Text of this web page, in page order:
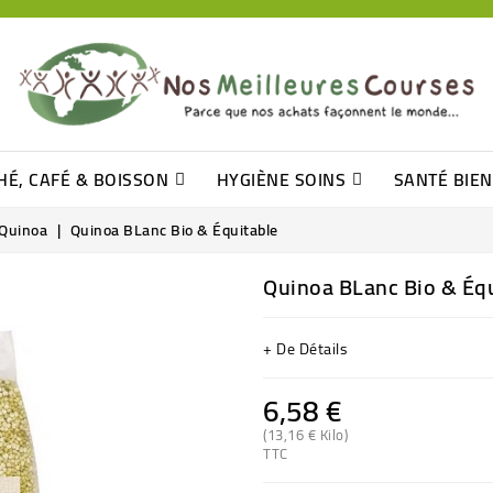
CAFÉ & BOISSON HYGIÈNE SOINS SANTÉ
Quinoa BLanc Bio & Équitable
Quinoa BLanc Bio &
+ De Détails
6,58 €
(13,16 € Kilo)
TTC